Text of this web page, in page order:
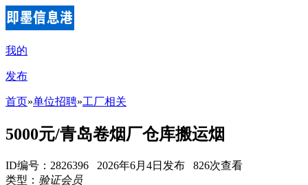
我的
发布
首页»单位招聘»工厂相关
5000元/青岛卷烟厂仓库搬运烟
ID编号：2826396 2026年6月4日发布 826次查看
类型： 验证会员